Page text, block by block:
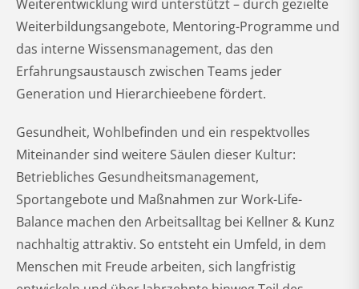
Weiterentwicklung wird unterstützt – durch gezielte
Weiterbildungsangebote, Mentoring-Programme und
das interne Wissensmanagement, das den
Erfahrungsaustausch zwischen Teams jeder
Generation und Hierarchieebene fördert.
Gesundheit, Wohlbefinden und ein respektvolles
Miteinander sind weitere Säulen dieser Kultur:
Betriebliches Gesundheitsmanagement,
Sportangebote und Maßnahmen zur Work-Life-
Balance machen den Arbeitsalltag bei Kellner & Kunz
nachhaltig attraktiv. So entsteht ein Umfeld, in dem
Menschen mit Freude arbeiten, sich langfristig